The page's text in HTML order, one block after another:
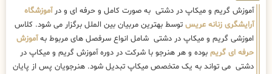
آموزش گریم و میکاپ در دشتی به صورت کامل و حرفه ای و درآموزشگاه
آرایشگری زنانه عریس توسط بهترین مربیان بین الملل برگزار می شود. کلاس
اموزشی گریم و میکاپ در دشتی شامل انواع سرفصل های مربوط بهآموزش
حرفه ای گریم بوده و هر هنرجو با شرکت در دوره آموزش گریم و میکاپ در
دشتی می تواند به یک متخصص میکاپ تبدیل شود. هنرجویان پس از پایان